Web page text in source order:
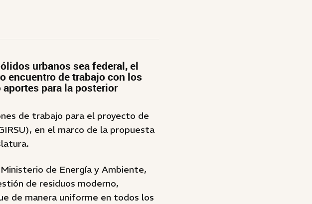
urbanos sea federal, el
encuentro de trabajo con los
para la posterior
de trabajo para el proyecto de
en el marco de la propuesta
de Energía y Ambiente,
de residuos moderno,
de manera uniforme en todos los